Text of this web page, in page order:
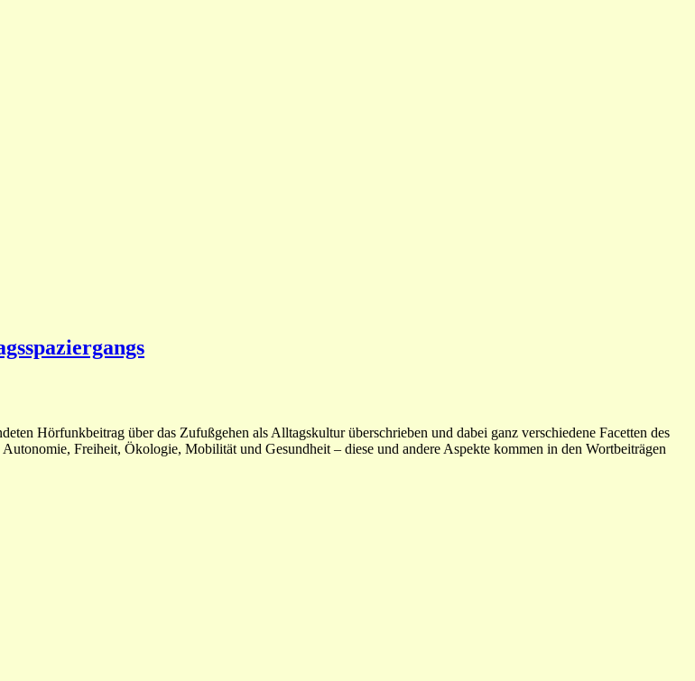
Hörfunkbeitrag über das Zufußgehen als Alltagskultur überschrieben und dabei ganz verschiedene Facetten des
Freiheit, Ökologie, Mobilität und Gesundheit – diese und andere Aspekte kommen in den Wortbeiträgen